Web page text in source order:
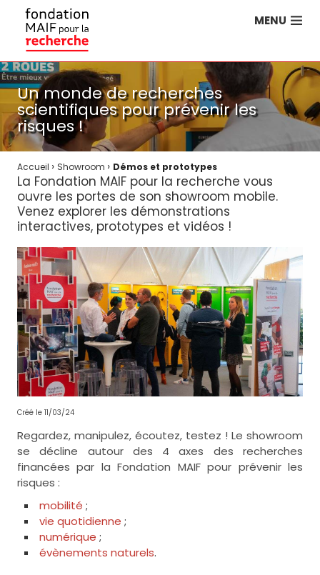
MENU
Un monde de recherches
scientifiques pour prévenir les
risques !
Accueil › Showroom › Démos et prototypes
La Fondation MAIF pour la recherche vous
ouvre les portes de son showroom mobile.
Venez explorer les démonstrations
interactives, prototypes et vidéos !
Créé le 11/03/24
Regardez, manipulez, écoutez, testez ! Le showroom
se décline autour des 4 axes des recherches
financées par la Fondation MAIF pour prévenir les
risques :
mobilité ;
vie quotidienne ;
numérique ;
évènements naturels.